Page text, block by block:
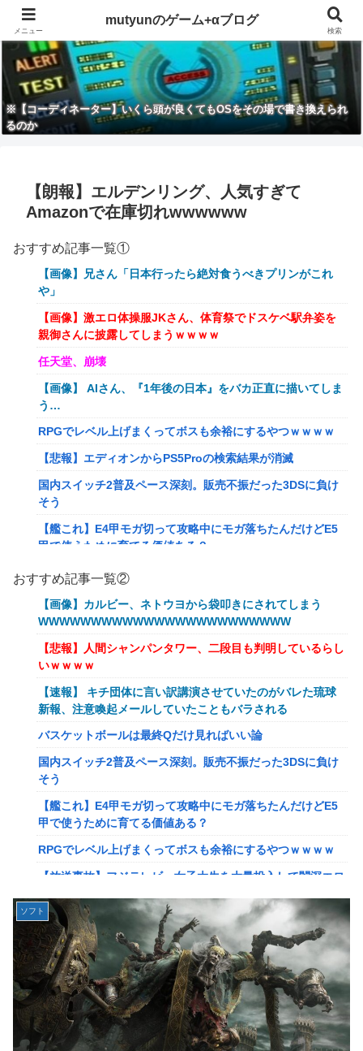
※【コーディネーター】いくら頭が良くてもOSをその場で書き換えられ
るのか
【朗報】エルデンリング、人気すぎて
Amazonで在庫切れwwwwww
おすすめ記事一覧①
【画像】兄さん「日本行ったら絶対食うべきプリンがこれ
や」
【画像】激エロ体操服JKさん、体育祭でドスケベ駅弁姿を
親御さんに披露してしまうｗｗｗｗ
任天堂、崩壊
【画像】 AIさん、『1年後の日本』をバカ正直に描いてしま
う…
RPGでレベル上げまくってボスも余裕にするやつｗｗｗｗ
【悲報】エディオンからPS5Proの検索結果が消滅
国内スイッチ2普及ペース深刻。販売不振だった3DSに負け
そう
【艦これ】E4甲モガ切って攻略中にモガ落ちたんだけどE5
甲で使うために育てる価値ある？
RPGでレベル上げまくってボスも余裕にするやつｗｗｗｗ
【艦これ】でもイベントのたびに思うんだ 空母機動部隊っ
てクソだわ！
【衝撃】葬儀屋「火葬プランはどうなさいますか？」ワイ喪
主「直葬で(即答)」→結果ァw w w w w w w w w w
イーロン・マスク「中国のロボットはデタラメで遠隔操作し
てるだけ」
【画像】このLINEでなんで女が怒ってるのか分かんない奴
はモテない奴確定らしい←お前らは勿論わかるよ
な？？？？？？？
【動画】高校生さん、文化祭でコーヒーカップを作って大盛
りあがり←なんかどっかで見たことあると話題に
【NGS】LG5「レアレンス」シリーズが強すぎると話題に
【アプグレも約束】
【ｗ】長年育てやっと蕾がつき楽しみにしてたら動物の死肉
『ゼルダの伝説』ゼルダ姫とリンクって毎回結ばれずに別の
相手と子孫を残してるって本当…？
韓国人「英メディアや海外各社も一斉に韓国サッカー協会を
巡る過去の不祥事を報道！」→「国際的な信用失墜の危
機‥」
【画像】廃墟化したレンタルビデオ屋、そのまま時が止まっ
てしまっていると話題にｗｗｗｗ
おすすめ記事一覧②
【画像】カルビー、ネトウヨから袋叩きにされてしまう
WWWWWWWWWWWWWWWWWWWWWWWW
【悲報】人間シャンパンタワー、二段目も判明しているらし
いｗｗｗｗ
【速報】 キチ団体に言い訳講演させていたのがバレた琉球
新報、注意喚起メールしていたこともバラされる
バスケットボールは最終Qだけ見ればいい論
国内スイッチ2普及ペース深刻。販売不振だった3DSに負け
そう
【艦これ】E4甲モガ切って攻略中にモガ落ちたんだけどE5
甲で使うために育てる価値ある？
RPGでレベル上げまくってボスも余裕にするやつｗｗｗｗ
【放送事故】フジテレビ、女子大生を大量投入して闇深エロ
【悲報】坂口杏里を家に住ませてあげた結果ｗｗｗｗ
【悲報】女性配信者「アスペの検査してみた…みんなこれわ
かるの？」
【画像】20年前のAV、キチガイすぎるwwwwww
【画像】女さん、ミニ過ぎる浴衣を着た写真を投稿して叩か
れるｗｗｗｗ
ソフト
メニュー
mutyunのゲーム+αブログ
検索